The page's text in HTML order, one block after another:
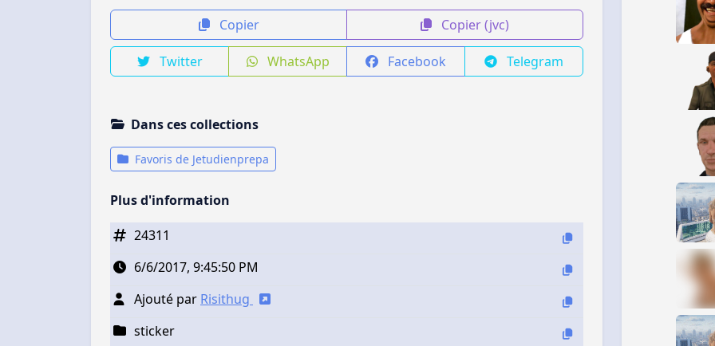
Copier Copier (jvc)
Twitter WhatsApp Facebook Telegram
Dans ces collections
Favoris de Jetudienprepa
Plus d'information
24311
6/6/2017, 9:45:50 PM
Ajouté par Risithug
sticker